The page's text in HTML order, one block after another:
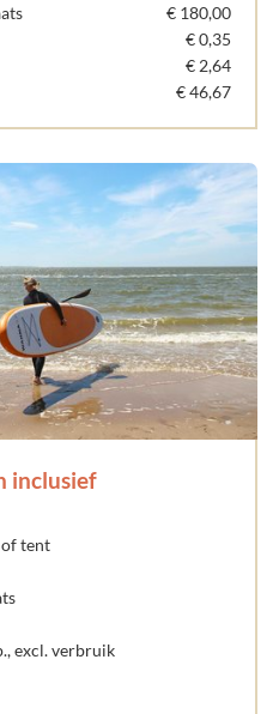
€ 180,00
€ 0,35
€ 2,64
€ 46,67
inclusief
of tent
excl. verbruik